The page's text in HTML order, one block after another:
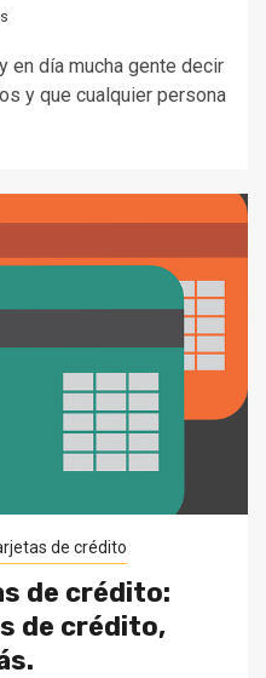
en día mucha gente decir
y que cualquier persona
de crédito
de crédito:
de crédito,